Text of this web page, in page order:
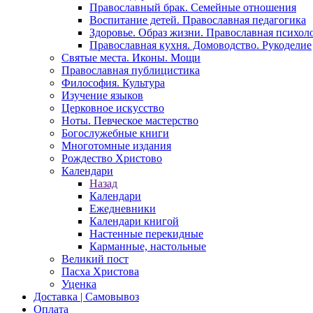
Православный брак. Семейные отношения
Воспитание детей. Православная педагогика
Здоровье. Образ жизни. Православная
Православная кухня. Домоводство. Рукоделие
Святые места. Иконы. Мощи
Православная публицистика
Философия. Культура
Изучение языков
Церковное искусство
Ноты. Певческое мастерство
Богослужебные книги
Многотомные издания
Рождество Христово
Календари
Назад
Календари
Ежедневники
Календари книгой
Настенные перекидные
Карманные, настольные
Великий пост
Пасха Христова
Уценка
Доставка | Самовывоз
Оплата